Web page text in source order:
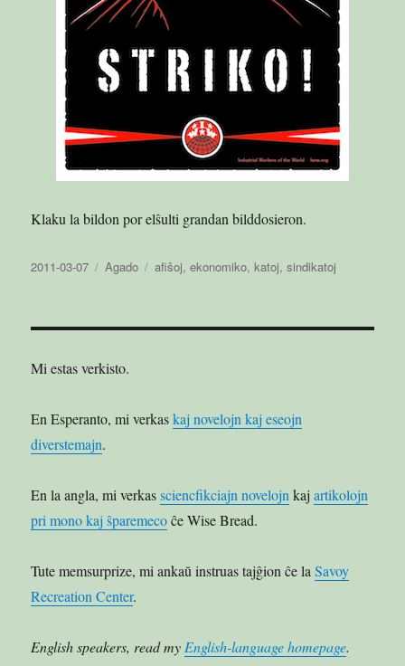
Klaku la bildon por elŝulti grandan bilddosieron.
Publikigita
2011-03-07 Kategorioj
Agado Etikedoj
afiŝoj,ekonomiko,katoj,sindikatoj
Mi estas verkisto.
En Esperanto, mi verkaskaj novelojn kaj eseojn
diverstemajn.
En la angla, mi verkassciencfikciajn novelojnkajartikolojn
pri mono kaj ŝparemecoĉe Wise Bread.
Tute memsurprize, mi ankaŭ instruas tajĝion ĉe laSavoy
Recreation Center.
English speakers, read myEnglish-language homepage.